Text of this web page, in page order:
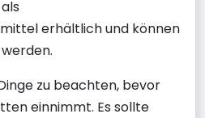
erhältlich und können
zu beachten, bevor
einnimmt. Es sollte